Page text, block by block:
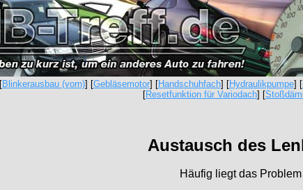
[Blinkerausbau (vorn)] [Gebläsemotor] [Handschuhfach] [Hydraulikpumpe] [
[Resetfunktion für Variodach] [
Austausch des
Häufig liegt das